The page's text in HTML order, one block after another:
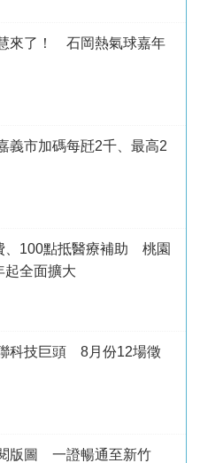
來了！ 石岡熱氣球嘉年
市加碼每瓩2千、最高2
、100點抵醫療補助 桃園
起全面擴大
科技巨頭 8月份12場徵
版圖 一證暢通至新竹